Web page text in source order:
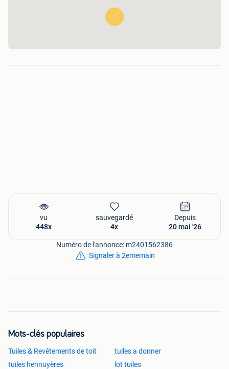
vu
448x
sauvegardé
4x
Depuis
20 mai '26
Numéro de l'annonce: m2401562386
Signaler à 2ememain
Mots-clés populaires
Tuiles & Revêtements de toit
tuiles a donner
tuiles hennuyères
lot tuiles